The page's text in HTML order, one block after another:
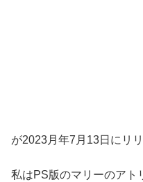
が2023月年7月13日にリ
私はPS版のマリーのアト